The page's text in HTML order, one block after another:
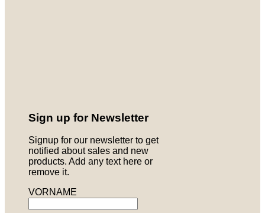
Sign up for Newsletter
Signup for our newsletter to get
notified about sales and new
products. Add any text here or
remove it.
VORNAME